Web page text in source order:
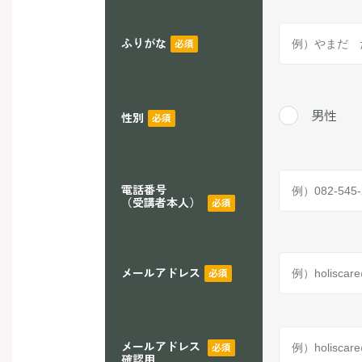
ふりがな 必須
性別 必須 男性
電話番号
（受講者本人）
必須
メールアドレス 必須
メールアドレス
必須